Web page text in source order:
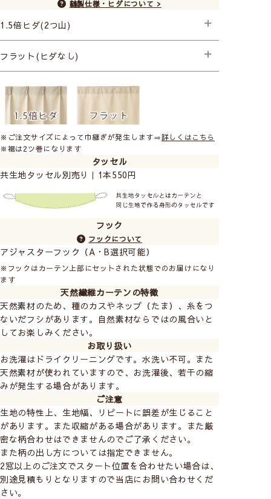
上質なリトアニアリネン生地は光を優しく取り込み、ふ
んわりと明るいお部屋に。
高級感はありつつ、フラットカーテンの抜け感のある雰
囲気も絶妙にマッチします。
リトアニアリネン100％の上質な生地。柔らかく心地の
いい風合いが楽しめます。
縫製仕様・ヒダについて >
1.5倍ヒダ(2つ山)
├プレミアム縫製
フラット(ヒダなし)
※ご注文サイズによって巾継ぎが発生します⇒詳しくはこちら
※裾は2ツ巻になります
タッセル
共生地タッセル別売り｜1本550円
フック
フックについて
アジャスターフック（A・B選択可能）
※フックはカーテン上部にセットされた状態でのお届けになり
ます
天然繊維カーテンの特徴
天然素材のため、種のカスやネップ（たま）、糸をつ
ないだフシがあります。自然素材ならではの風合いと
してお楽しみください。
お取り扱い
お洗濯はドライクリーニングです。水洗い不可。また
天然素材が使われていますので、お洗濯後、若干の縮
みが発生する場合があります。
ご注意
生地の特性上、生地幅、リピートに誤差が生じること
があります。また収縮がある場合があります。また厳
密な柄合わせはできませんのでご了承ください。
また柄の出し方については指定できません。
2窓以上のご注文でスタート位置を合わせたい場合は、
別途見積もりとなりますので当店にお問い合わせくだ
さい。